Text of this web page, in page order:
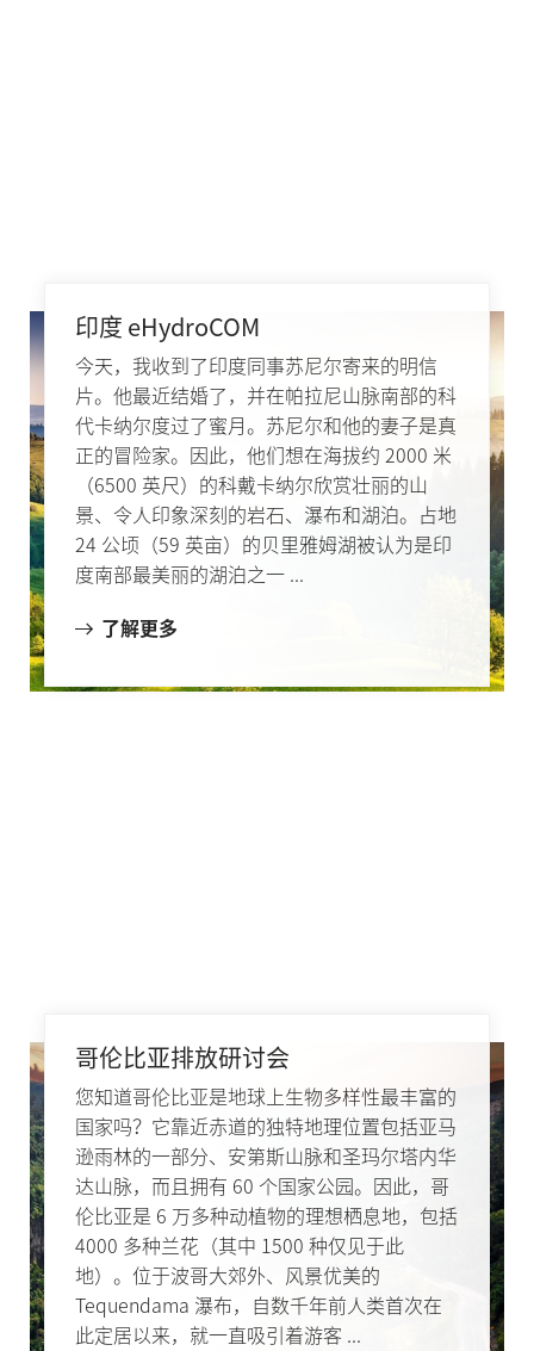
印度 eHydroCOM
今天，我收到了印度同事苏尼尔寄来的明信
片。他最近结婚了，并在帕拉尼山脉南部的科
代卡纳尔度过了蜜月。苏尼尔和他的妻子是真
正的冒险家。因此，他们想在海拔约 2000 米
（6500 英尺）的科戴卡纳尔欣赏壮丽的山
景、令人印象深刻的岩石、瀑布和湖泊。占地
24 公顷（59 英亩）的贝里雅姆湖被认为是印
度南部最美丽的湖泊之一 ...
了解更多
哥伦比亚排放研讨会
您知道哥伦比亚是地球上生物多样性最丰富的
国家吗？它靠近赤道的独特地理位置包括亚马
逊雨林的一部分、安第斯山脉和圣玛尔塔内华
达山脉，而且拥有 60 个国家公园。因此，哥
伦比亚是 6 万多种动植物的理想栖息地，包括
4000 多种兰花（其中 1500 种仅见于此
地）。位于波哥大郊外、风景优美的
Tequendama 瀑布，自数千年前人类首次在
此定居以来，就一直吸引着游客 ...